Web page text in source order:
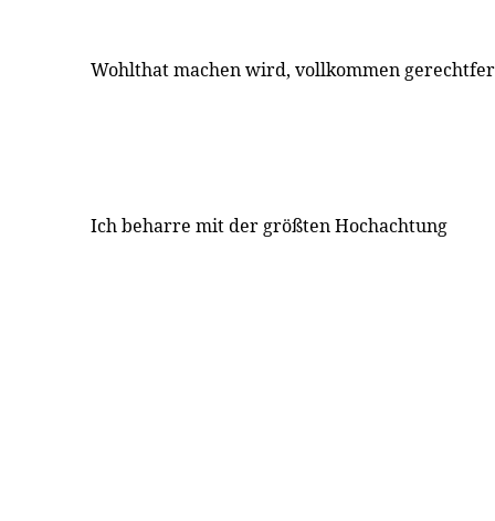
Wohlthat machen wird, vollkommen
Ich beharre mit der größten Hochachtung